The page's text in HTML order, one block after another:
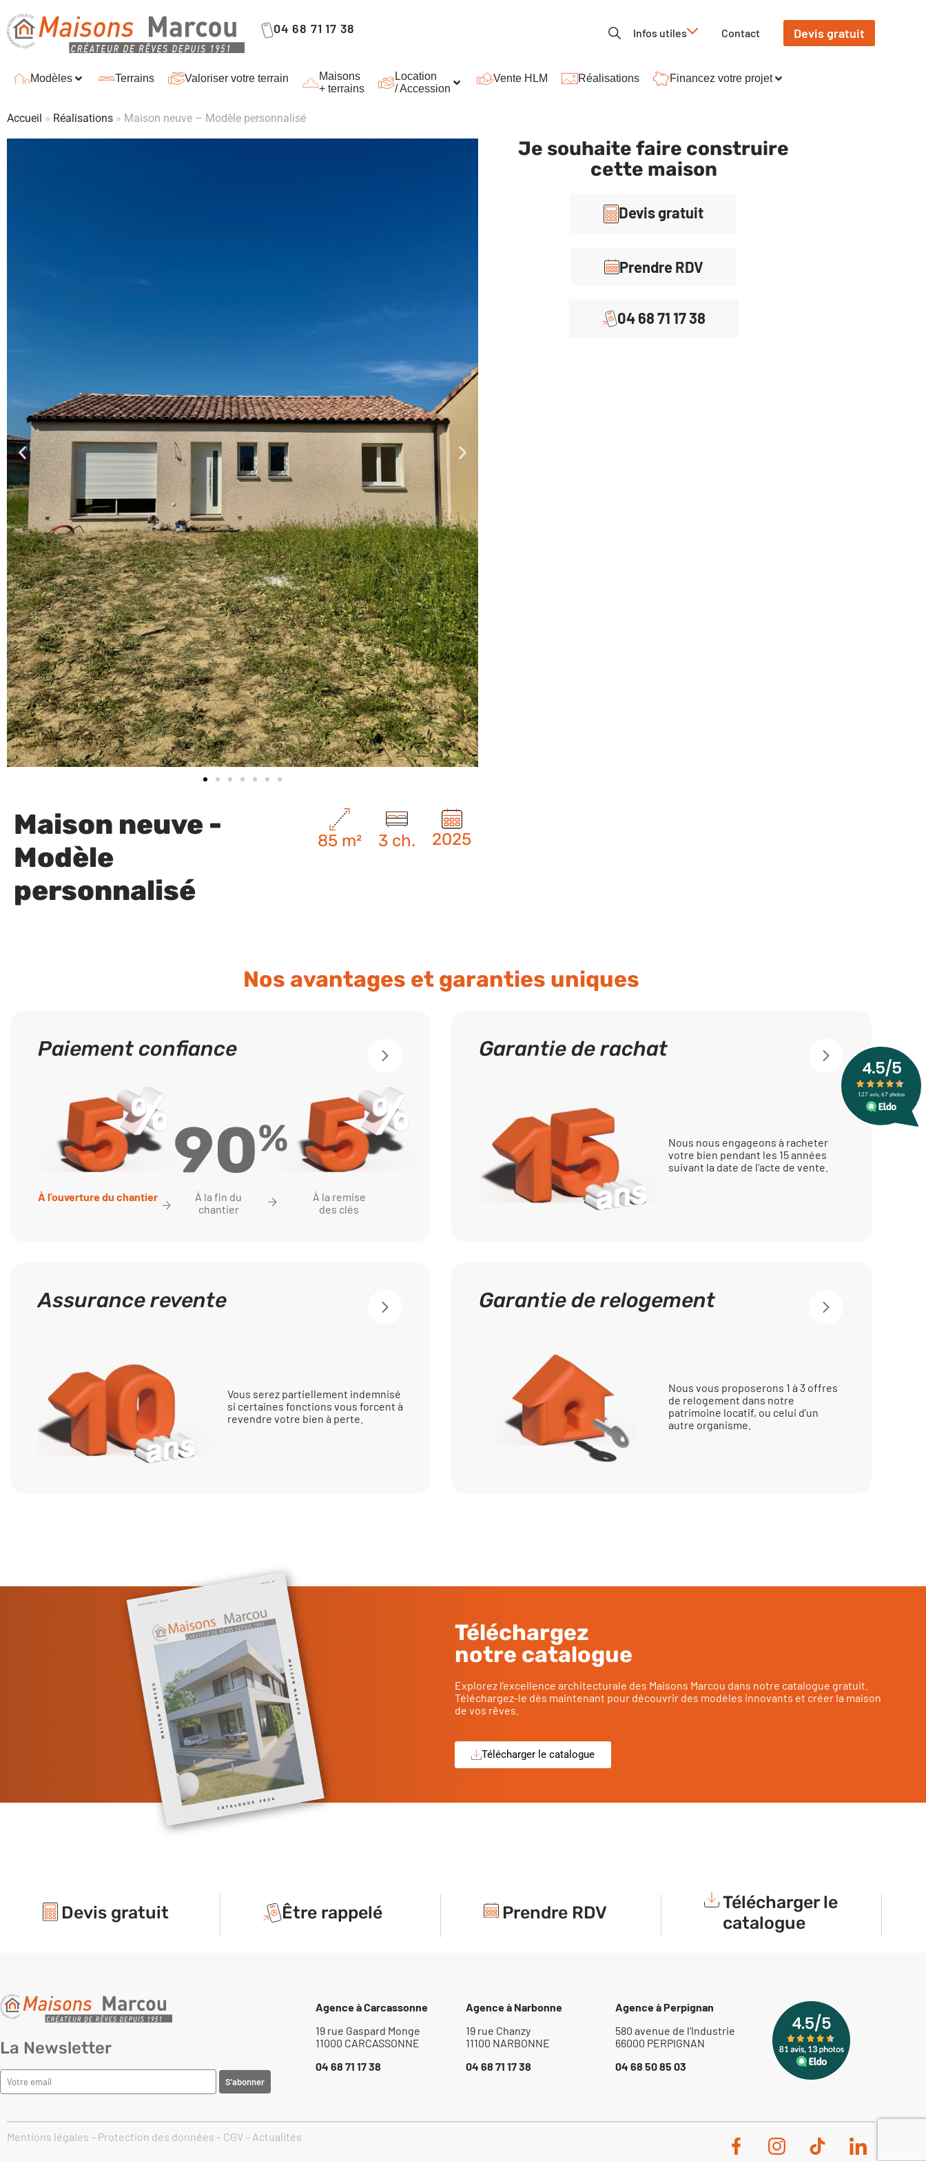
04 68 71 17 38 Infos utiles Contact Devis gratuit
Modèles Terrains Valoriser votre terrain
Maisons
+ terrains
Location
/ Accession
Vente HLM Réalisations Financez votre projet
Accueil » Réalisations » Maison neuve – Modèle personnalisé
Maison neuve -
Modèle
personnalisé
85 m² 3 ch. 2025
Je souhaite faire construire
cette maison
Devis gratuit
Prendre RDV
04 68 71 17 38
Nos avantages et garanties uniques
Paiement confiance
À l'ouverture du chantier
À la fin du
chantier
À la remise
des clés
Garantie de rachat
Nous nous engageons à racheter
votre bien pendant les 15 années
suivant la date de l’acte de vente.
Assurance revente
Vous serez partiellement indemnisé
si certaines fonctions vous forcent à
revendre votre bien à perte.
Garantie de relogement
Nous vous proposerons 1 à 3 offres
de relogement dans notre
patrimoine locatif, ou celui d’un
autre organisme.
Téléchargez
notre catalogue
Explorez l’excellence architecturale des Maisons Marcou dans notre catalogue gratuit.
Téléchargez-le dès maintenant pour découvrir des modèles innovants et créer la maison
de vos rêves.
Télécharger le catalogue
Devis gratuit Être rappelé Prendre RDV
Télécharger le
catalogue
La Newsletter
Agence à Carcassonne
19 rue Gaspard Monge
11000 CARCASSONNE
04 68 71 17 38
Agence à Narbonne
19 rue Chanzy
11100 NARBONNE
04 68 71 17 38
Agence à Perpignan
580 avenue de l’Industrie
66000 PERPIGNAN
04 68 50 85 03
Mentions légales – Protection des données – CGV – Actualités